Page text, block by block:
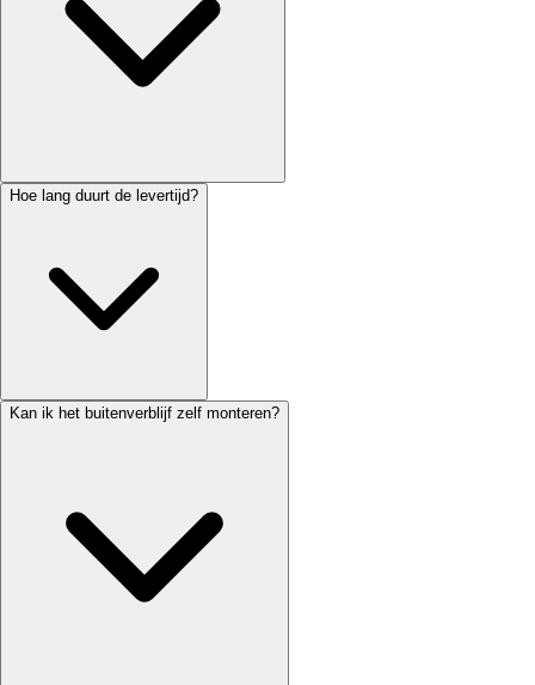
Hoe lang duurt de levertijd?
Kan ik het buitenverblijf zelf monteren?